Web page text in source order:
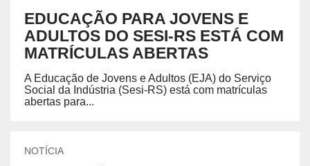
EDUCAÇÃO PARA JOVENS E
ADULTOS DO SESI-RS ESTÁ COM
MATRÍCULAS ABERTAS
A Educação de Jovens e Adultos (EJA) do Serviço
Social da Indústria (Sesi-RS) está com matrículas
abertas para...
NOTÍCIA